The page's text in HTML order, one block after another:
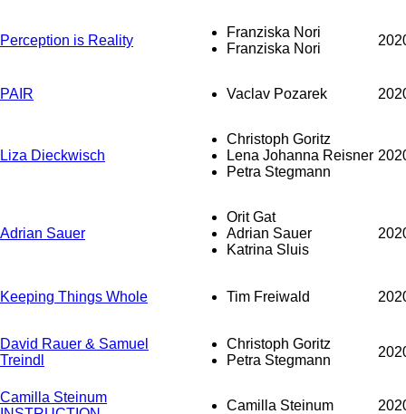
Perception is Reality
Franziska Nori
Franziska Nori
PAIR Vaclav Pozarek
Liza Dieckwisch
Christoph Goritz
Lena Johanna Reisner
Petra Stegmann
Adrian Sauer
Orit Gat
Adrian Sauer
Katrina Sluis
Keeping Things Whole Tim Freiwald
David Rauer & Samuel
Treindl
Christoph Goritz
Petra Stegmann
Camilla Steinum
Camilla Steinum